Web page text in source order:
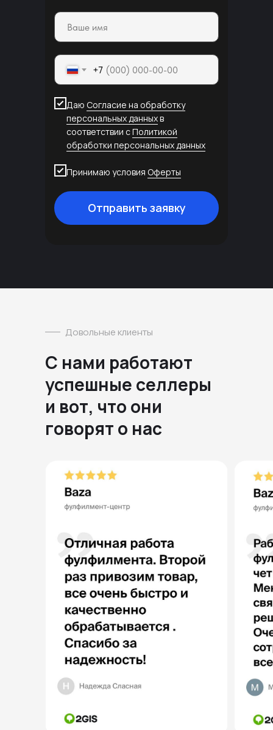
+7
Даю Согласие на обработку
персональных данныхв
соответствии сПолитикой
обработки персональных данных
Принимаю условия Оферты
Отправить заявку
С нами работают
успешные селлеры
и вот, что они
говорят о нас
Довольные клиенты